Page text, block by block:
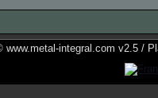
www.metal-integral.com v2.5 /